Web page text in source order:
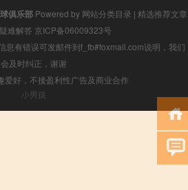
俱乐部Powered by 网站分类目录 | 精选推荐文章
疑难解答 京ICP备06009323号
息有错误可发邮件到f_fb#foxmail.com说明，我们
会及时纠正，谢谢
爱好，不接盈利性广告及商业合作
小男孩